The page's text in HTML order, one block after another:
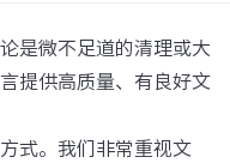
是微不足道的清理或大
提供高质量、有良好文
式。我们非常重视文